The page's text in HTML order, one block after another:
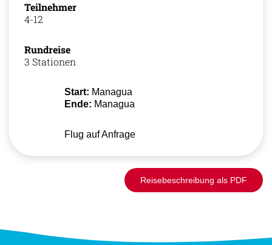
Teilnehmer
4-12
Rundreise
3 Stationen
Start: Managua
Ende: Managua
Flug auf Anfrage
Reisebeschreibung als PDF